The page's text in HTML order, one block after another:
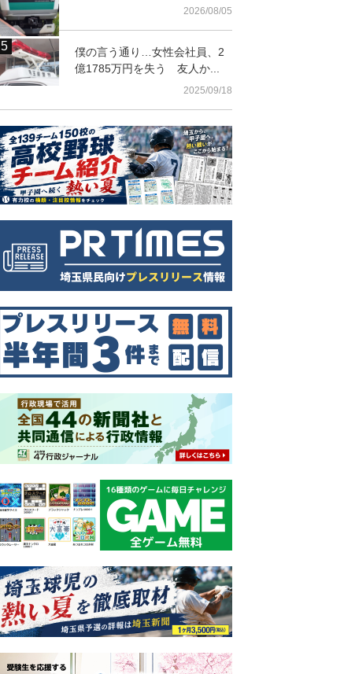
2026/08/05
僕の言う通り…女性会社員、2
億1785万円を失う 友人か...
2025/09/18